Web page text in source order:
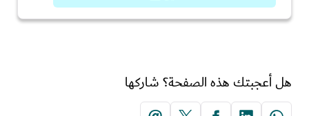
هل أعجبتك هذه الصفحة؟ شاركها